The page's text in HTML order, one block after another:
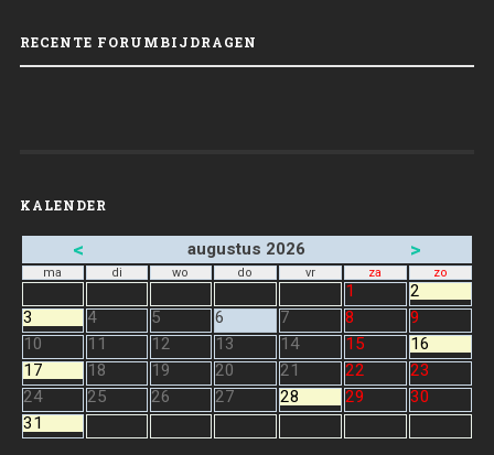
RECENTE FORUMBIJDRAGEN
KALENDER
< augustus 2026 >
ma di wo do vr za zo
1
2
3
4 5 6 7 8
9
10
11 12 13 14 15
16
17
18 19 20 21 22
23
24
25 26 27 28 29
30
31